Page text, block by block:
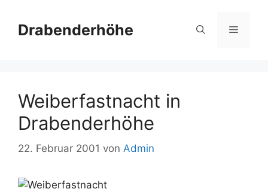
Inhalt
springen
Drabenderhöhe Menü
Weiberfastnacht in
Drabenderhöhe
22. Februar 2001 von Admin